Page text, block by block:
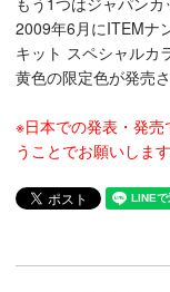
2009年6月にITEMナ
キット スペシャルカ
黄色の限定色が発売
※日本での発表・発
うことでお願いします